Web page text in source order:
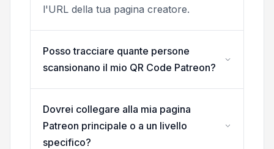
l'URL della tua pagina creatore.
Posso tracciare quante persone
scansionano il mio QR Code Patreon?
Dovrei collegare alla mia pagina
Patreon principale o a un livello
specifico?